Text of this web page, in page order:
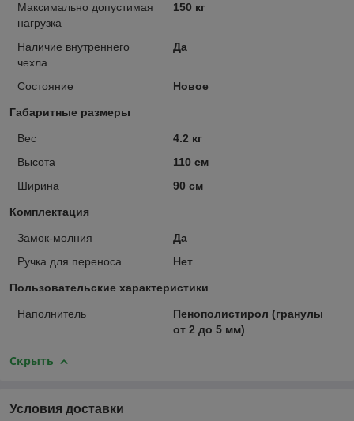
Максимально допустимая
нагрузка
150 кг
Наличие внутреннего
чехла
Да
Состояние Новое
Габаритные размеры
Вес
4.2 кг
Высота
110 см
Ширина
90 см
Комплектация
Замок-молния
Да
Ручка для переноса
Нет
Пользовательские характеристики
Наполнитель
Пенополистирол (гранулы
от 2 до 5 мм)
Скрыть
Условия доставки